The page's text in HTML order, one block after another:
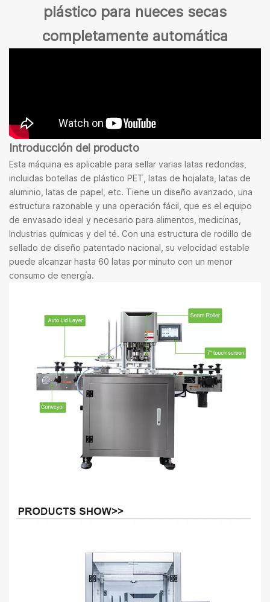
plástico para nueces secas
completamente automática
Introducción del producto
Esta máquina es aplicable para sellar varias latas redondas,
incluidas botellas de plástico PET, latas de hojalata, latas de
aluminio, latas de papel, etc. Tiene un diseño avanzado, una
estructura razonable y una operación fácil, que es el equipo
de envasado ideal y necesario para alimentos, medicinas,
Industrias químicas y del té. Con una estructura de rodillo de
sellado de diseño patentado nacional, su velocidad estable
puede alcanzar hasta 60 latas por minuto con un menor
consumo de energía.